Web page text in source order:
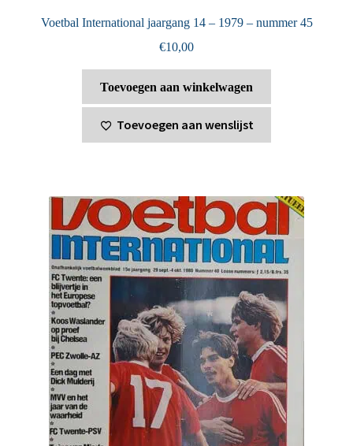
Voetbal International jaargang 14 – 1979 – nummer 45
€10,00
Toevoegen aan winkelwagen
Toevoegen aan wenslijst